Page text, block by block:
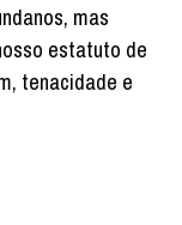
mas
estatuto de
tenacidade e